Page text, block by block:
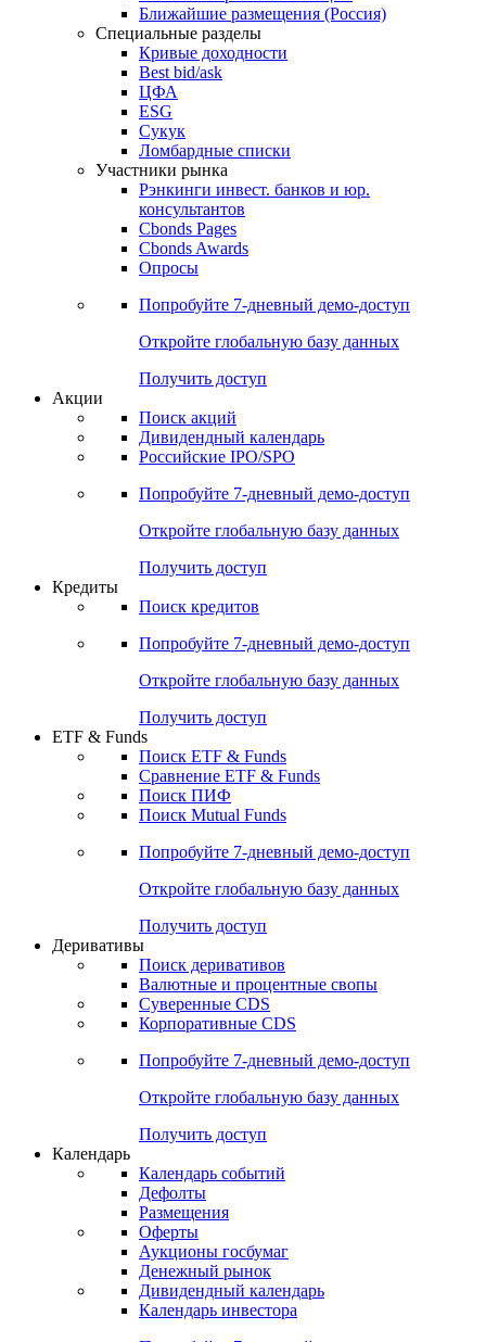
Ближайшие размещения (Россия)
Специальные разделы
Кривые доходности
Best bid/ask
ЦФА
ESG
Сукук
Ломбардные списки
Участники рынка
Рэнкинги инвест. банков и юр.
консультантов
Cbonds Pages
Cbonds Awards
Опросы
Попробуйте 7-дневный демо-доступ
Откройте глобальную базу данных
Получить доступ
Акции
Поиск акций
Дивидендный календарь
Российские IPO/SPO
Попробуйте 7-дневный демо-доступ
Откройте глобальную базу данных
Получить доступ
Кредиты
Поиск кредитов
Попробуйте 7-дневный демо-доступ
Откройте глобальную базу данных
Получить доступ
ETF & Funds
Поиск ETF & Funds
Сравнение ETF & Funds
Поиск ПИФ
Поиск Mutual Funds
Попробуйте 7-дневный демо-доступ
Откройте глобальную базу данных
Получить доступ
Деривативы
Поиск деривативов
Валютные и процентные свопы
Суверенные CDS
Корпоративные CDS
Попробуйте 7-дневный демо-доступ
Откройте глобальную базу данных
Получить доступ
Календарь
Календарь событий
Дефолты
Размещения
Оферты
Аукционы госбумаг
Денежный рынок
Дивидендный календарь
Календарь инвестора